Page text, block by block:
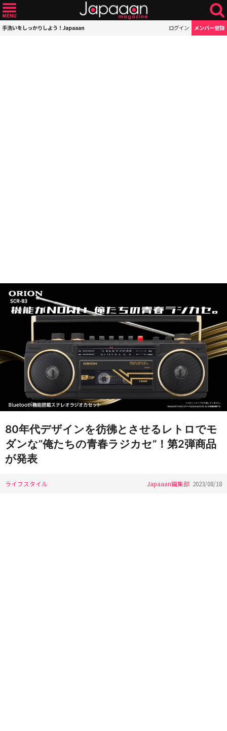
手洗いをしっかりしよう！Japaaan ログイン メンバー登録
80年代デザインを彷彿とさせるレトロでモ
ダンな”俺たちの青春ラジカセ”！第2弾商品
が発表
ライフスタイル Japaaan編集部 2023/08/18